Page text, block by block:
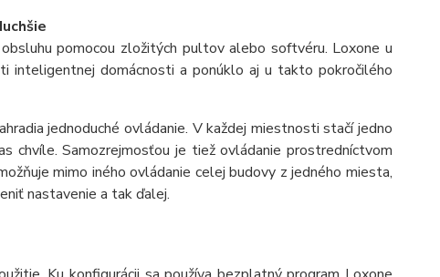
pomocou zložitých pultov alebo softvéru. Loxone u
inteligentnej domácnosti a ponúklo aj u takto pokročilého
jednoduché ovládanie. V každej miestnosti stačí jedno
chvíle. Samozrejmosťou je tiež ovládanie prostredníctvom
mimo iného ovládanie celej budovy z jedného miesta,
nastavenie a tak ďalej.